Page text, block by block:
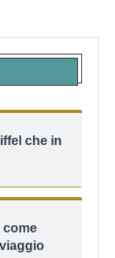
che in
come